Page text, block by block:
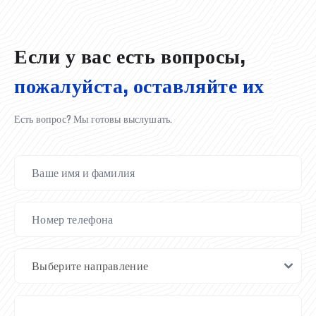
Если у вас есть вопросы,
пожалуйста, оставляйте их
Есть вопрос? Мы готовы выслушать.